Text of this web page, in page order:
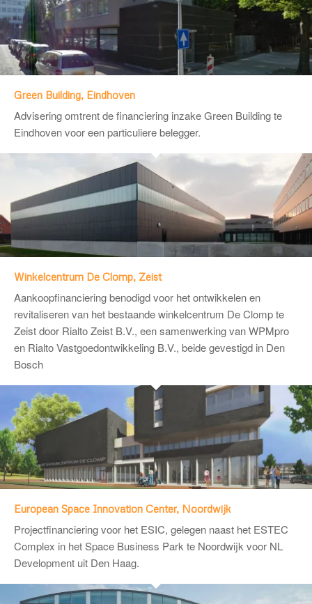
Green Building, Eindhoven
Advisering omtrent de financiering inzake Green Building te
Eindhoven voor een particuliere belegger.
Winkelcentrum De Clomp, Zeist
Aankoopfinanciering benodigd voor het ontwikkelen en
revitaliseren van het bestaande winkelcentrum De Clomp te
Zeist door Rialto Zeist B.V., een samenwerking van WPMpro
en Rialto Vastgoedontwikkeling B.V., beide gevestigd in Den
Bosch
European Space Innovation Center, Noordwijk
Projectfinanciering voor het ESIC, gelegen naast het ESTEC
Complex in het Space Business Park te Noordwijk voor NL
Development uit Den Haag.